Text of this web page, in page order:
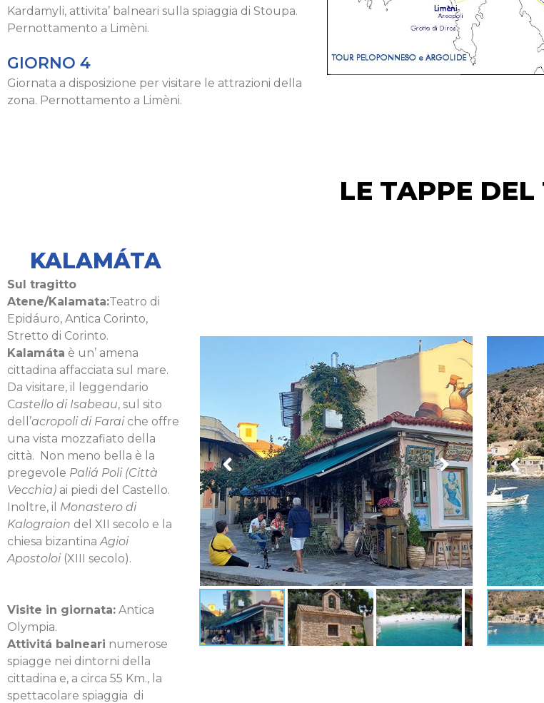
Kardamyli, attivita’ balneari sulla spiaggia di Stoupa.
Pernottamento a Limèni.
GIORNO 4
Giornata a disposizione per visitare le attrazioni della
zona. Pernottamento a Limèni.
LE TAPPE DEL
KALAMÁTA
Sul tragitto
Atene/Kalamata:Teatro di
Epidáuro, Antica Corinto,
Stretto di Corinto.
Kalamáta è un’ amena
cittadina affacciata sul mare.
Da visitare, il leggendario
Castello di Isabeau, sul sito
dell’acropoli di Faraiche offre
una vista mozzafiato della
città. Non meno bella è la
pregevole Paliá Poli (Città
Vecchia) ai piedi del Castello.
Inoltre, il Monastero di
Kalograion del XII secolo e la
chiesa bizantinaAgioi
Apostoloi(XIII secolo).
Visite in giornata: Antica
Olympia.
Attivitá balneari numerose
spiagge nei dintorni della
cittadina e, a circa 55 Km., la
spettacolare spiaggia di